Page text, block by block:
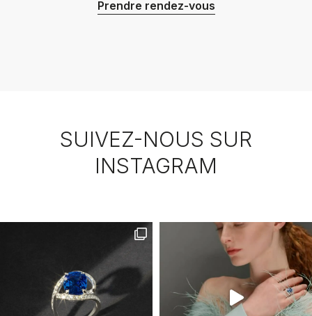
Prendre rendez-vous
SUIVEZ-NOUS SUR
INSTAGRAM